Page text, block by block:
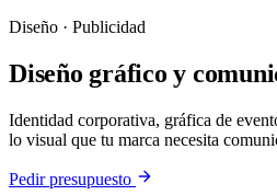
Diseño · Publicidad
Diseño gráfico y
Identidad corporativa, gráfica de
lo visual que tu marca necesita
Pedir presupuesto